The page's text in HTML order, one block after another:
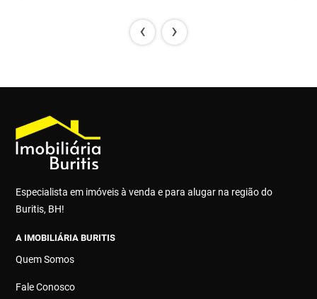
‹ ›
Especialista em imóveis à venda e para alugar na região do
Buritis, BH!
A IMOBILIÁRIA BURITIS
Quem Somos
Fale Conosco